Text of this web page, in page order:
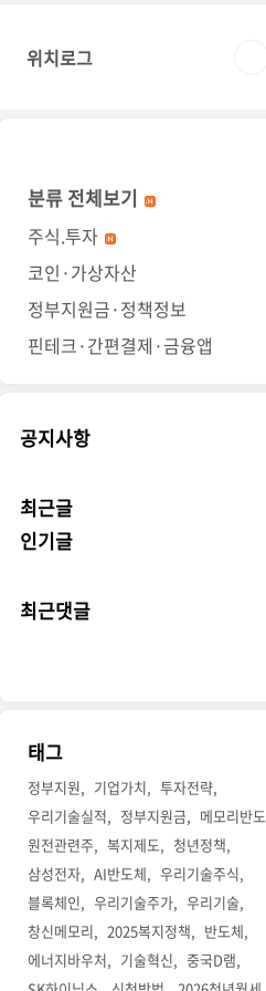
위치로그
분류 전체보기
주식.투자
코인·가상자산
정부지원금·정책정보
핀테크·간편결제·금융앱
공지사항
최근글
인기글
최근댓글
태그
정부지원 기업가치
투자전략
우리기술실적
정부지원금
메모리반
원전관련주
복지제도
청년정책
삼성전자
AI반도체
우리기술주식
블록체인
우리기술주가
우리기술
창신메모리
2025복지정책
반도체
에너지바우처
기술혁신
중국D램